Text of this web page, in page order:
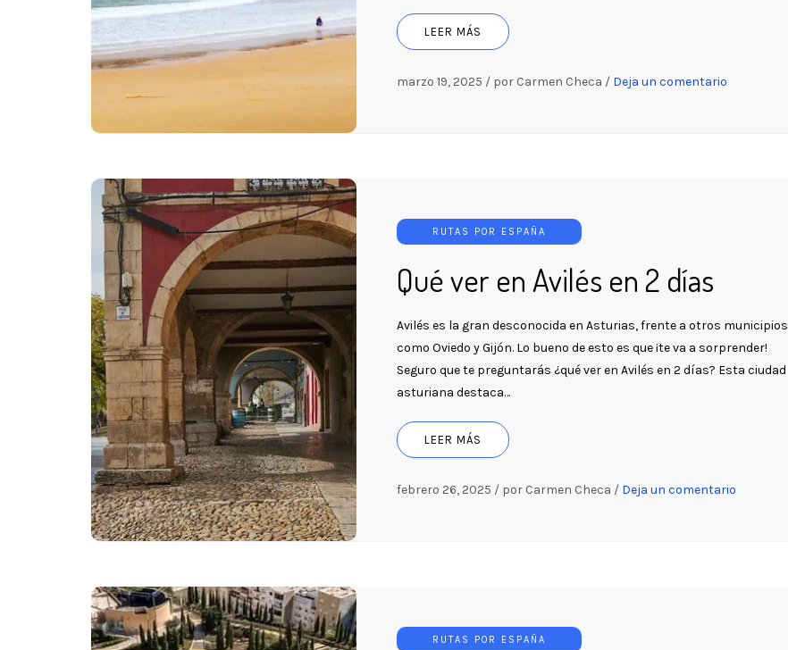
LEER MÁS
marzo 19, 2025 / por Carmen Checa / Deja un comentario
RUTAS POR ESPAÑA
Qué ver en Avilés en 2 días
Avilés es la gran desconocida en Asturias, frente a otros municipios
como Oviedo y Gijón. Lo bueno de esto es que ¡te va a sorprender!
Seguro que te preguntarás ¿qué ver en Avilés en 2 días? Esta ciudad
asturiana destaca…
LEER MÁS
febrero 26, 2025 / por Carmen Checa / Deja un comentario
RUTAS POR ESPAÑA